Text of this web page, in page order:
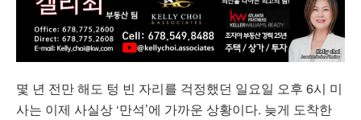
몇 년 전만 해도 텅 빈 자리를 걱정했던 일요일 오후 6시 미
사는 이제 사실상 ‘만석’에 가까운 상황이다. 늦게 도착한